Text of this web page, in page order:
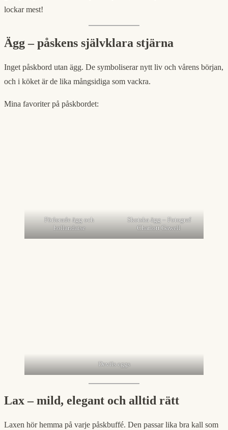
lockar mest!
Ägg – påskens självklara stjärna
Inget påskbord utan ägg. De symboliserar nytt liv och vårens början,
och i köket är de lika mångsidiga som vackra.
Mina favoriter på påskbordet:
Förlorade ägg och
hollandaise
Skotska ägg – Fotograf
Charlott Gawell
Devils eggs
Lax – mild, elegant och alltid rätt
Laxen hör hemma på varje påskbuffé. Den passar lika bra kall som